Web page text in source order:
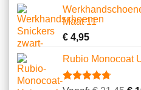
Maat 11
€4,95
Rubio Monocoat